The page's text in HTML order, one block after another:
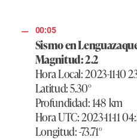
00:05
Sismo en
Magnitud: 2.2
Hora Local: 2023-11-10
Latitud: 5.30°
Profundidad: 148 km
Hora UTC: 2023-11-11
Longitud: -73.71°